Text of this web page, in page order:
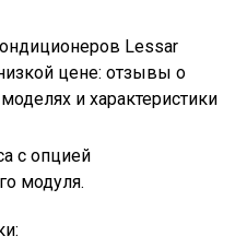
с опцией
модуля.